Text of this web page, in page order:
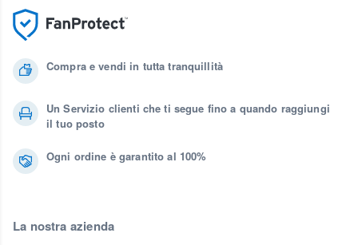
Compra e vendi in tutta tranquillità
Un Servizio clienti che ti segue fino a quando raggiungi
il tuo posto
Ogni ordine è garantito al 100%
La nostra azienda